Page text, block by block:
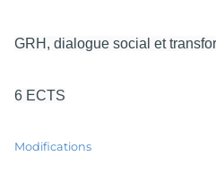
GRH, dialogue social et
6 ECTS
Modifications